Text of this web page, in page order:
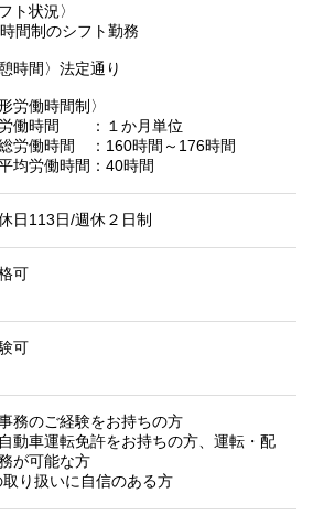
ト状況〉
間制のシフト勤務
憩時間〉法定通り
労働時間制〉
働時間 ：１か月単位
労働時間 ：160時間～176時間
均労働時間：40時間
日113日/週休２日制
可
可
務のご経験をお持ちの方
動車運転免許をお持ちの方、運転・配
が可能な方
取り扱いに自信のある方